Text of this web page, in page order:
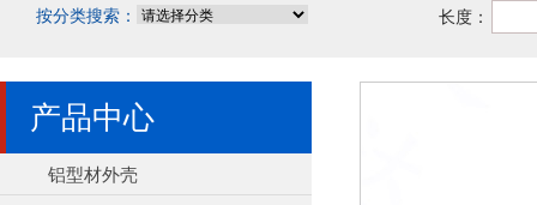
按分类搜索： 长度：
产品中心
铝型材外壳